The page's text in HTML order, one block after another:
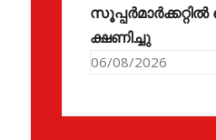
ക്ഷണിച്ചു
06/08/2026